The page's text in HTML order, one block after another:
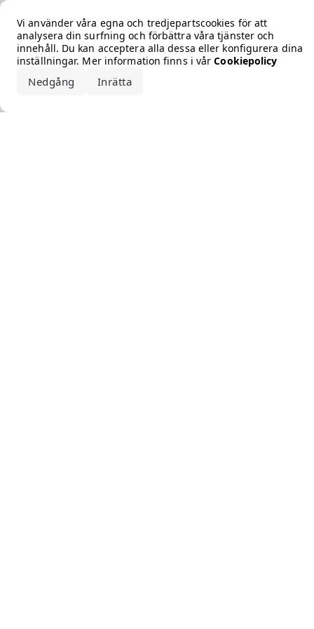
Vi använder våra egna och tredjepartscookies för att
analysera din surfning och förbättra våra tjänster och
innehåll. Du kan acceptera alla dessa eller konfigurera dina
inställningar. Mer information finns i vårCookiepolicy
Nedgång Inrätta
Error loading the brand